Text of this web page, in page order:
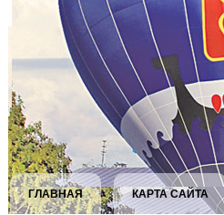
ГЛАВНАЯ КАРТА САЙТА